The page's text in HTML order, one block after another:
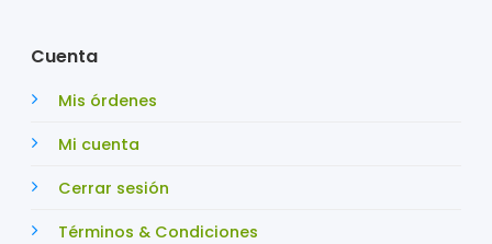
Cuenta
Mis órdenes
Mi cuenta
Cerrar sesión
Términos & Condiciones